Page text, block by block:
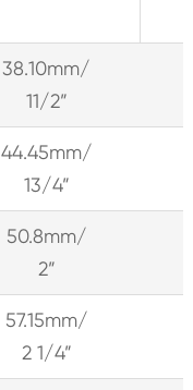
38.10mm/
11/2”
44.45mm/
13/4”
50.8mm/
2”
57.15mm/
2 1/4”